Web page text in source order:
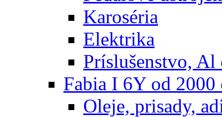
Karoséria
Elektrika
Príslušenstvo, Al
Fabia I 6Y od 2000
Oleje, prisady,